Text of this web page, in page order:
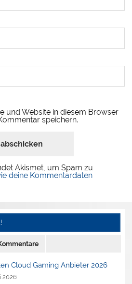
und Website in diesem Browser
speichern.
Akismet, um Spam zu
deine Kommentardaten
Cloud Gaming Anbieter 2026
2026